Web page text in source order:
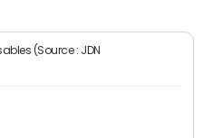
(Source : JDN